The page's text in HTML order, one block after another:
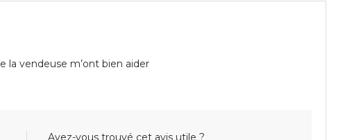
la vendeuse m’ont bien aider
Avez-vous trouvé cet avis utile ?